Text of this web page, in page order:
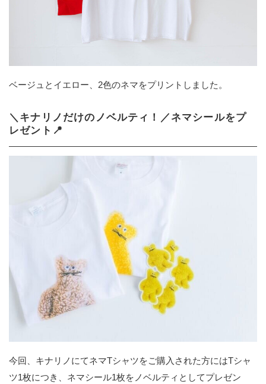
ベージュとイエロー、2色のネマをプリントしました。
＼キナリノだけのノベルティ！／ネマシールをプ
レゼント📍
今回、キナリノにてネマTシャツをご購入された方にはTシャ
ツ1枚につき、ネマシール1枚をノベルティとしてプレゼン